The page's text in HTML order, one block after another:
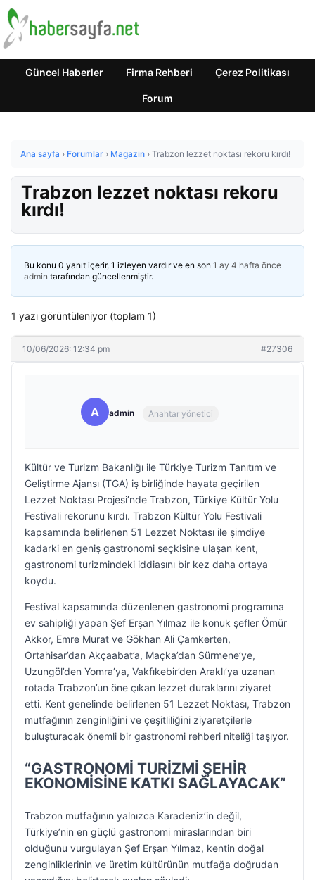
Güncel Haberler Firma Rehberi Çerez Politikası
Forum
Ana sayfa › Forumlar › Magazin › Trabzon lezzet noktası rekoru kırdı!
Trabzon lezzet noktası rekoru
kırdı!
Bu konu 0 yanıt içerir, 1 izleyen vardır ve en son 1 ay 4 hafta önce
admin tarafından güncellenmiştir.
1 yazı görüntüleniyor (toplam 1)
10/06/2026: 12:34 pm #27306
A admin Anahtar yönetici
Kültür ve Turizm Bakanlığı ile Türkiye Turizm Tanıtım ve
Geliştirme Ajansı (TGA) iş birliğinde hayata geçirilen
Lezzet Noktası Projesi’nde Trabzon, Türkiye Kültür Yolu
Festivali rekorunu kırdı. Trabzon Kültür Yolu Festivali
kapsamında belirlenen 51 Lezzet Noktası ile şimdiye
kadarki en geniş gastronomi seçkisine ulaşan kent,
gastronomi turizmindeki iddiasını bir kez daha ortaya
koydu.
Festival kapsamında düzenlenen gastronomi programına
ev sahipliği yapan Şef Erşan Yılmaz ile konuk şefler Ömür
Akkor, Emre Murat ve Gökhan Ali Çamkerten,
Ortahisar’dan Akçaabat’a, Maçka’dan Sürmene’ye,
Uzungöl’den Yomra’ya, Vakfıkebir’den Araklı’ya uzanan
rotada Trabzon’un öne çıkan lezzet duraklarını ziyaret
etti. Kent genelinde belirlenen 51 Lezzet Noktası, Trabzon
mutfağının zenginliğini ve çeşitliliğini ziyaretçilerle
buluşturacak önemli bir gastronomi rehberi niteliği taşıyor.
“GASTRONOMİ TURİZMİ ŞEHİR
EKONOMİSİNE KATKI SAĞLAYACAK”
Trabzon mutfağının yalnızca Karadeniz’in değil,
Türkiye’nin en güçlü gastronomi miraslarından biri
olduğunu vurgulayan Şef Erşan Yılmaz, kentin doğal
zenginliklerinin ve üretim kültürünün mutfağa doğrudan